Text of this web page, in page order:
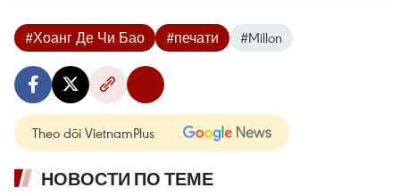
#Хоанг Де Чи Бао #печати #Millon
Theo dõi VietnamPlus
НОВОСТИ ПО ТЕМЕ